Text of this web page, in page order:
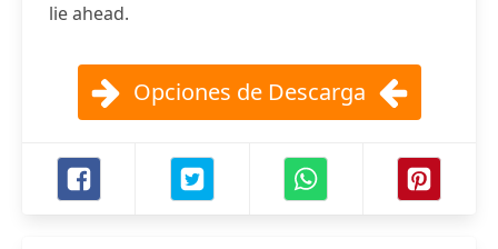
lie ahead.
Opciones de Descarga